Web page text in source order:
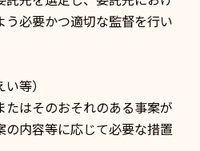
う必要かつ適切な監督を行い
等）
はそのおそれのある事案が
内容等に応じて必要な措置